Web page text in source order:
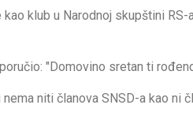
klub u Narodnoj skupštini
"Domovino sretan ti
niti članova SNSD-a kao ni